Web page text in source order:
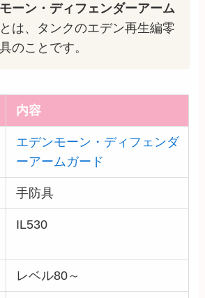
ーン・ディフェンダーアーム
とは、タンクのエデン再生編零
のことです。
内容
エデンモーン・ディフェンダ
ーアームガード
手防具
IL530
レベル80～